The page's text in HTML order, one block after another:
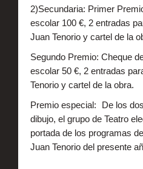
2)Secundaria: Primer
escolar 100 €, 2 entradas
Juan Tenorio y cartel de la
Segundo Premio: Cheque
escolar 50 €, 2 entradas
Tenorio y cartel de la obra.
Premio especial: De los
dibujo, el grupo de Teatro
portada de los programas
Juan Tenorio del presente